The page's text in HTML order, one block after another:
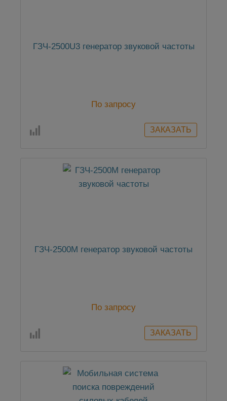
ГЗЧ-2500U3 генератор звуковой частоты
По запросу
ГЗЧ-2500М генератор звуковой частоты
По запросу